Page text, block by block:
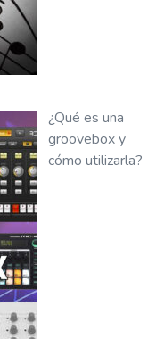
¿Qué es una
groovebox y
cómo utilizarla?